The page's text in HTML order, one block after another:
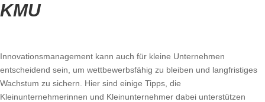
KMU
Innovationsmanagement kann auch für kleine Unternehmen
entscheidend sein, um wettbewerbsfähig zu bleiben und langfristiges
Wachstum zu sichern. Hier sind einige Tipps, die
Kleinunternehmerinnen und Kleinunternehmer dabei unterstützen